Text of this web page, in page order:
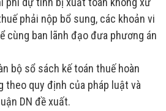
phải nộp bổ sung, các khoản vi
cùng ban lãnh đạo đưa phương án
bộ sổ sách kế toán thuế hoàn
theo quy định của pháp luật và
DN đề xuất.